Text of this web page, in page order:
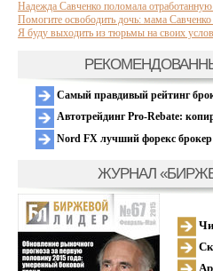
Надежда Савченко поломала
Помогите освободить дочь: мама
Я буду выходить из тюрьмы на своих
Самый правдивый рейтинг
Автотрейдинг Pro-Rebate:
Nord FX лучший форекс брокер
ЖУРНАЛ